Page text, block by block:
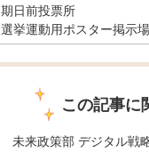
期日前投票所
選挙運動用ポスター掲示場
この記事に
未来政策部 デジタル戦